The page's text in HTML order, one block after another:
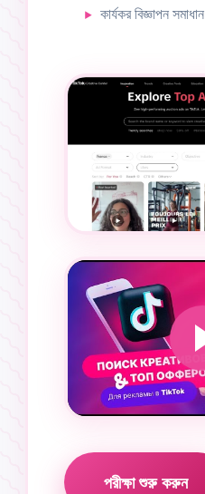
কার্যকর বিজ্ঞাপন সমাধান
পরীক্ষা শুরু করুন